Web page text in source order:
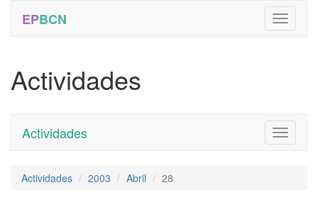
EPBCN
Actividades
Toggle
Actividades
Actividades 2003 Abril 28